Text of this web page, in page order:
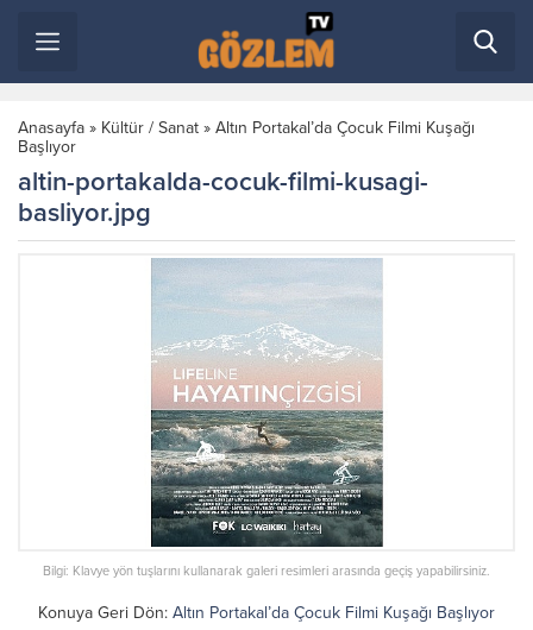
Anasayfa » Kültür / Sanat » Altın Portakal’da Çocuk Filmi Kuşağı
Başlıyor
altin-portakalda-cocuk-filmi-kusagi-
basliyor.jpg
Bilgi: Klavye yön tuşlarını kullanarak galeri resimleri arasında geçiş yapabilirsiniz.
Konuya Geri Dön: Altın Portakal’da Çocuk Filmi Kuşağı Başlıyor